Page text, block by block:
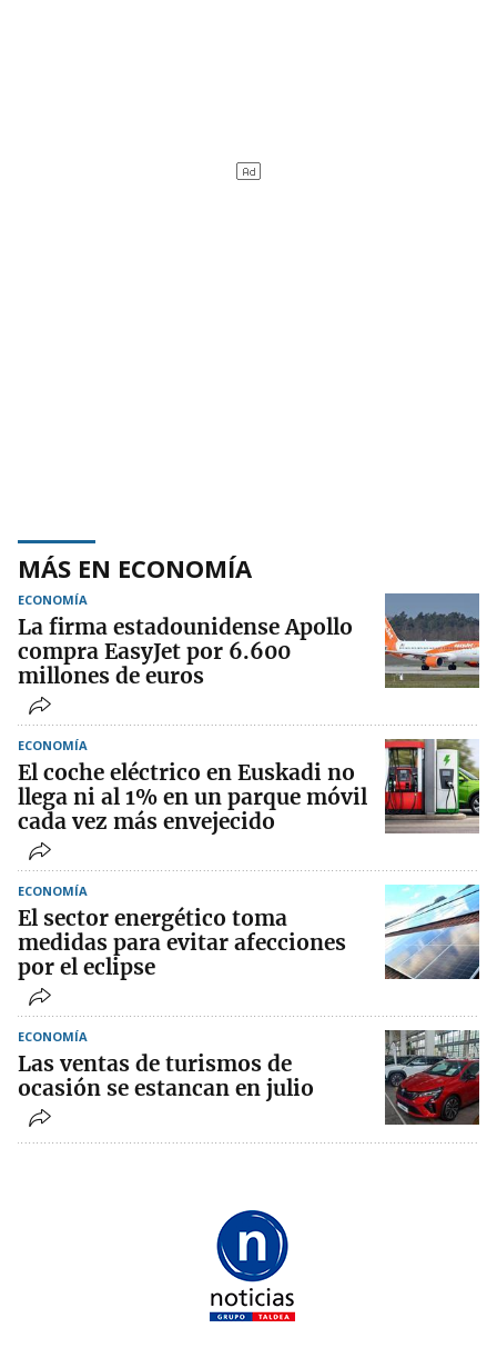
MÁS EN ECONOMÍA
ECONOMÍA
La firma estadounidense Apollo
compra EasyJet por 6.600
millones de euros
ECONOMÍA
El coche eléctrico en Euskadi no
llega ni al 1% en un parque móvil
cada vez más envejecido
ECONOMÍA
El sector energético toma
medidas para evitar afecciones
por el eclipse
ECONOMÍA
Las ventas de turismos de
ocasión se estancan en julio